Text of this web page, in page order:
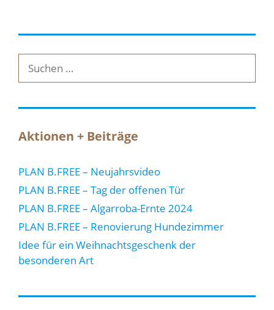
nach:
Aktionen + Beiträge
PLAN B.FREE – Neujahrsvideo
PLAN B.FREE – Tag der offenen Tür
PLAN B.FREE – Algarroba-Ernte 2024
PLAN B.FREE – Renovierung Hundezimmer
Idee für ein Weihnachtsgeschenk der
besonderen Art